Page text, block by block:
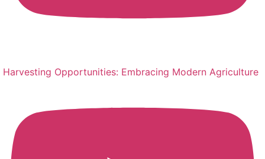
Harvesting Opportunities: Embracing Modern Agriculture